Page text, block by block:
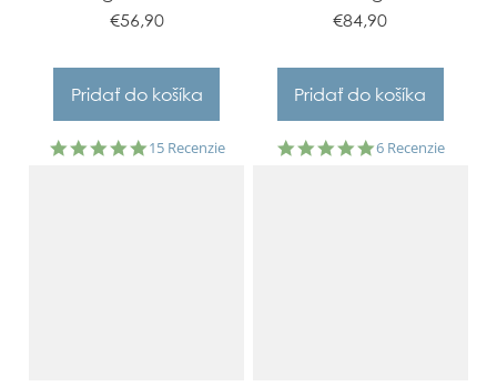
€56,90
5.0
15 Recenzie
€84,90
5.0
6 Recenzie